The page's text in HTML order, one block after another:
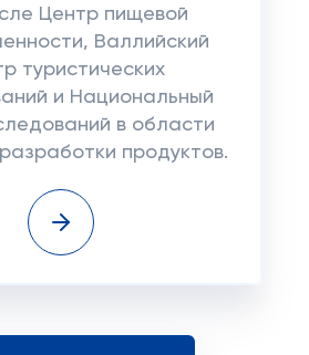
Центр пищевой
Валлийский
туристических
и Национальный
в области
продуктов.